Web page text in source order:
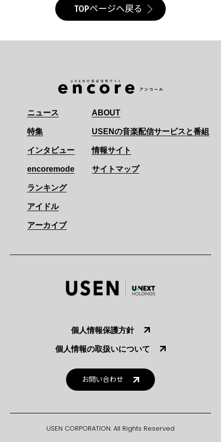
TOPページへ戻る
ニュース
特集
インタビュー
encoremode
ランキング
アイドル
アーカイブ
ABOUT
USENの音楽配信サービスと番組
情報サイト
サイトマップ
個人情報保護方針
個人情報の取扱いについて
お問い合わせ
USEN CORPORATION. All Rights Reserved